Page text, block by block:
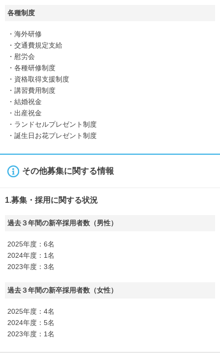
各種制度
・海外研修
・交通費規定支給
・慰労会
・各種研修制度
・資格取得支援制度
・講習費用制度
・結婚祝金
・出産祝金
・ランドセルプレゼント制度
・誕生日お花プレゼント制度
その他募集に関する情報
1.募集・採用に関する状況
過去３年間の新卒採用者数（男性）
2025年度：6名
2024年度：1名
2023年度：3名
過去３年間の新卒採用者数（女性）
2025年度：4名
2024年度：5名
2023年度：1名